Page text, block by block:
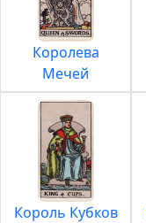
Королева
Мечей
Король Кубков